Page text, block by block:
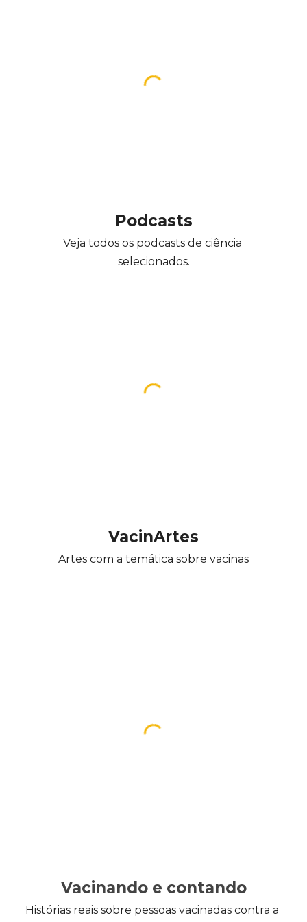
Podcasts
Veja todos os podcasts de ciência
selecionados.
VacinArtes
Artes com a temática sobre vacinas
Vacinando e contando
Histórias reais sobre pessoas vacinadas contra a